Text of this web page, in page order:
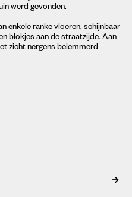
werd gevonden.
enkele ranke vloeren, schijnbaar
blokjes aan de straatzijde. Aan
zicht nergens belemmerd